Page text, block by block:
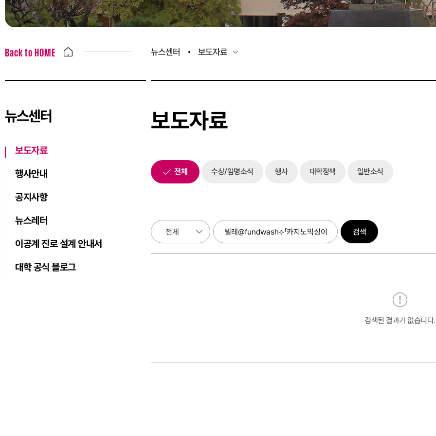
Back to HOME 뉴스센터 보도자료
뉴스센터
보도자료
행사안내
공지사항
뉴스레터
이공계 진로 설계 안내서
대학 공식 블로그
보도자료
전체 수상/임명소식 행사 대학정책 일반소식
검색
검색된 결과가 없습니다.